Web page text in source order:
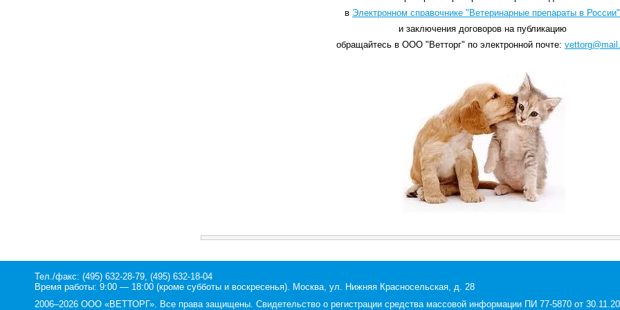
в Электронном справочнике "Ветеринарные препараты в России"
и заключения договоров на публикацию
обращайтесь в ООО "Ветторг" по электронной почте:
Тел./факс: (495) 632-28-79, (495) 632-18-04
Время работы: 9:00 — 18:00 (кроме субботы и воскресенья). Москва, ул. Нижняя Красносельская, д. 28
2006–2026 ООО «ВЕТТОРГ». Все права защищены. Свидетельство о регистрации средства массовой информации ПИ 77-5870 от